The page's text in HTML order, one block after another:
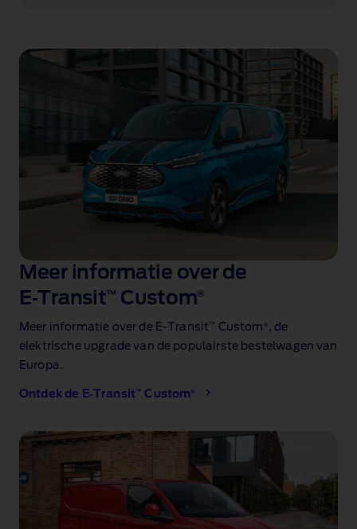
Meer informatie over de
E‑Transit™ Custom®
Meer informatie over de E‑Transit ™ Custom
, de
elektrische upgrade van de populairste bestelwagen van
Europa.
Ontdek de E‑Transit™ Custom ®